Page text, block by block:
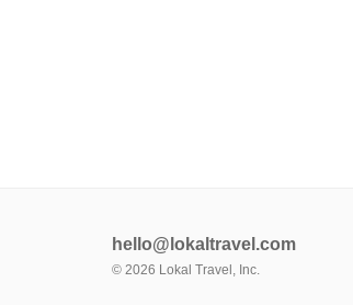
hello@lokaltravel.com
© 2026 Lokal Travel, Inc.